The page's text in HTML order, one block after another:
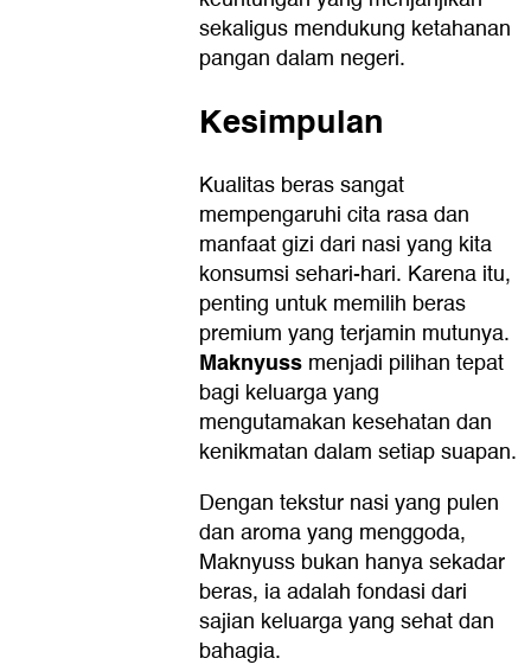
sekaligus mendukung ketahanan
pangan dalam negeri.
Kesimpulan
Kualitas beras sangat
mempengaruhi cita rasa dan
manfaat gizi dari nasi yang kita
konsumsi sehari-hari. Karena itu,
penting untuk memilih beras
premium yang terjamin mutunya.
Maknyuss menjadi pilihan tepat
bagi keluarga yang
mengutamakan kesehatan dan
kenikmatan dalam setiap suapan.
Dengan tekstur nasi yang pulen
dan aroma yang menggoda,
Maknyuss bukan hanya sekadar
beras, ia adalah fondasi dari
sajian keluarga yang sehat dan
bahagia.